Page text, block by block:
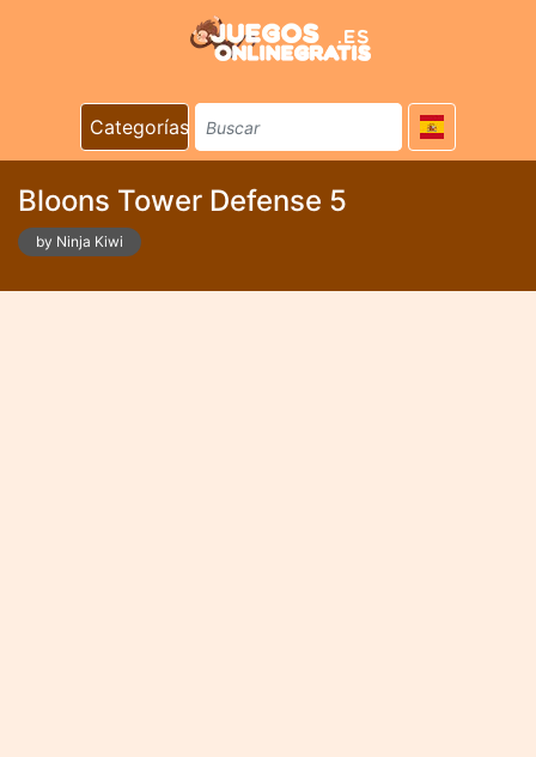
Categorías
Bloons Tower Defense 5
by Ninja Kiwi